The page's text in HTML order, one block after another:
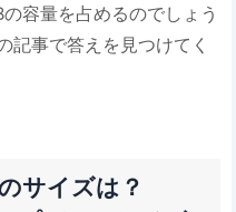
容量を占めるのでしょう
記事で答えを見つけてく
サイズは？